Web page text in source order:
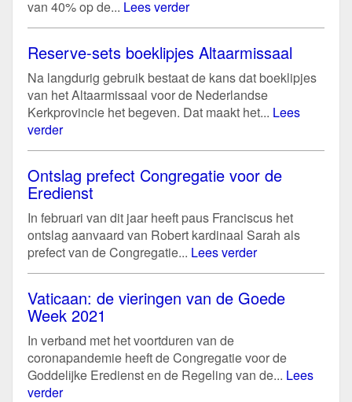
van 40% op de... Lees verder
Reserve-sets boeklipjes Altaarmissaal
Na langdurig gebruik bestaat de kans dat boeklipjes
van het Altaarmissaal voor de Nederlandse
Kerkprovincie het begeven. Dat maakt het... Lees
verder
Ontslag prefect Congregatie voor de
Eredienst
In februari van dit jaar heeft paus Franciscus het
ontslag aanvaard van Robert kardinaal Sarah als
prefect van de Congregatie... Lees verder
Vaticaan: de vieringen van de Goede
Week 2021
In verband met het voortduren van de
coronapandemie heeft de Congregatie voor de
Goddelijke Eredienst en de Regeling van de... Lees
verder